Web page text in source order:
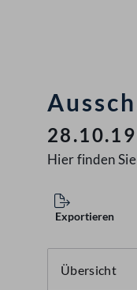
Hier finden
Exportieren